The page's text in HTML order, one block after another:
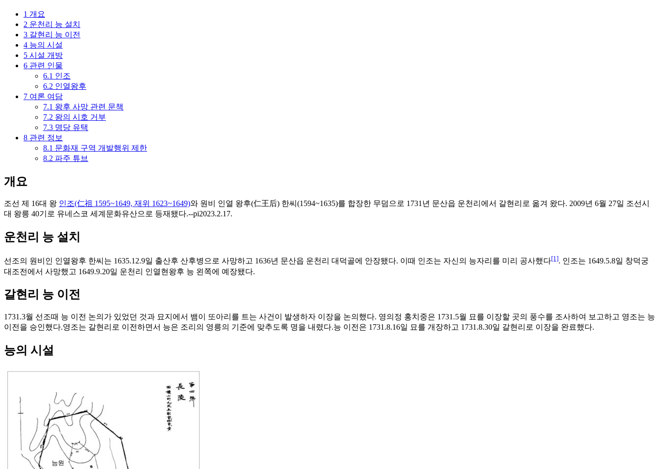
1 개요
2 운천리 능 설치
3 갈현리 능 이전
4 능의 시설
5 시설 개방
6 관련 인물
6.1 인조
6.2 인열왕후
7 여론 여담
7.1 왕후 사망 관련 문책
7.2 왕의 시호 거부
7.3 명당 유택
8 관련 정보
8.1 문화재 구역 개발행위 제한
8.2 파주 튜브
개요
조선 제 16대 왕 인조(仁祖 1595~1649, 재위 1623~1649)와 원비 인열 왕후(仁王后) 한씨(1594~1635)를 합장한 무덤으로 1731년 문산읍 운천리에서 갈현리로 옮겨 왔다. 2009년 6월 27일 조선시
대 왕릉 40기로 유네스코 세계문화유산으로 등재됐다.--pi2023.2.17.
운천리 능 설치
선조의 원비인 인열왕후 한씨는 1635.12.9일 출산후 산후병으로 사망하고 1636년 문산읍 운천리 대덕골에 안장됐다. 이때 인조는 자신의 능자리를 미리 공사했다[1]. 인조는 1649.5.8일 창덕궁
대조전에서 사망했고 1649.9.20일 운천리 인열현왕후 능 왼쪽에 예장됐다.
갈현리 능 이전
1731.3월 선조때 능 이전 논의가 있었던 것과 묘지에서 뱀이 또아리를 트는 사건이 발생하자 이장을 논의했다. 영의정 홍치중은 1731.5월 묘를 이장할 곳의 풍수를 조사하여 보고하고 영조는 능
이전을 승인했다.영조는 갈현리로 이전하면서 능은 조리의 영릉의 기준에 맞추도록 명을 내렸다.능 이전은 1731.8.16일 묘를 개장하고 1731.8.30일 갈현리로 이장을 완료했다.
능의 시설